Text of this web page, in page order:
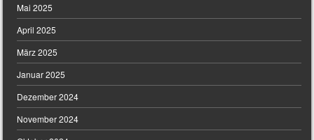
Mai 2025
April 2025
März 2025
Januar 2025
Dezember 2024
November 2024